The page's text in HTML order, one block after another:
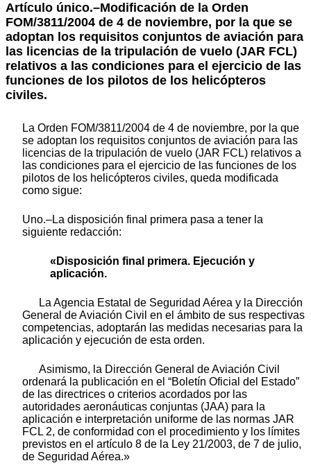
Artículo único.–Modificación de la Orden
FOM/3811/2004 de 4 de noviembre, por la que se
adoptan los requisitos conjuntos de aviación para
las licencias de la tripulación de vuelo (JAR FCL)
relativos a las condiciones para el ejercicio de las
funciones de los pilotos de los helicópteros
civiles.
La Orden FOM/3811/2004 de 4 de noviembre, por la que
se adoptan los requisitos conjuntos de aviación para las
licencias de la tripulación de vuelo (JAR FCL) relativos a
las condiciones para el ejercicio de las funciones de los
pilotos de los helicópteros civiles, queda modificada
como sigue:
Uno.–La disposición final primera pasa a tener la
siguiente redacción:
«Disposición final primera. Ejecución y
aplicación.
La Agencia Estatal de Seguridad Aérea y la Dirección
General de Aviación Civil en el ámbito de sus respectivas
competencias, adoptarán las medidas necesarias para la
aplicación y ejecución de esta orden.
Asimismo, la Dirección General de Aviación Civil
ordenará la publicación en el “Boletín Oficial del Estado”
de las directrices o criterios acordados por las
autoridades aeronáuticas conjuntas (JAA) para la
aplicación e interpretación uniforme de las normas JAR
FCL 2, de conformidad con el procedimiento y los límites
previstos en el artículo 8 de la Ley 21/2003, de 7 de julio,
de Seguridad Aérea.»